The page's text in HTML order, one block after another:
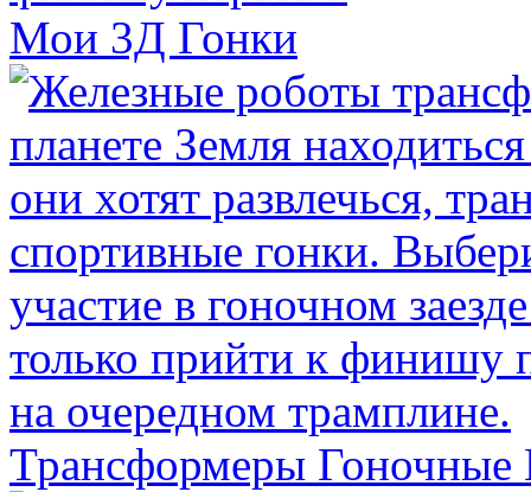
Мои 3Д Гонки
Трансформеры